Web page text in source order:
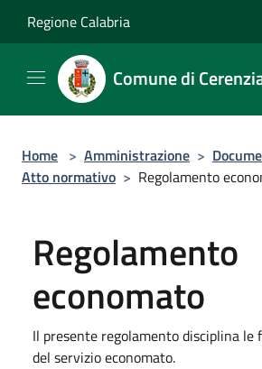
Regione Calabria
Comune di
Home > Amministrazione >
Atto normativo > Regolamento
Regolamento
economato
Il presente regolamento disciplina le
del servizio economato.